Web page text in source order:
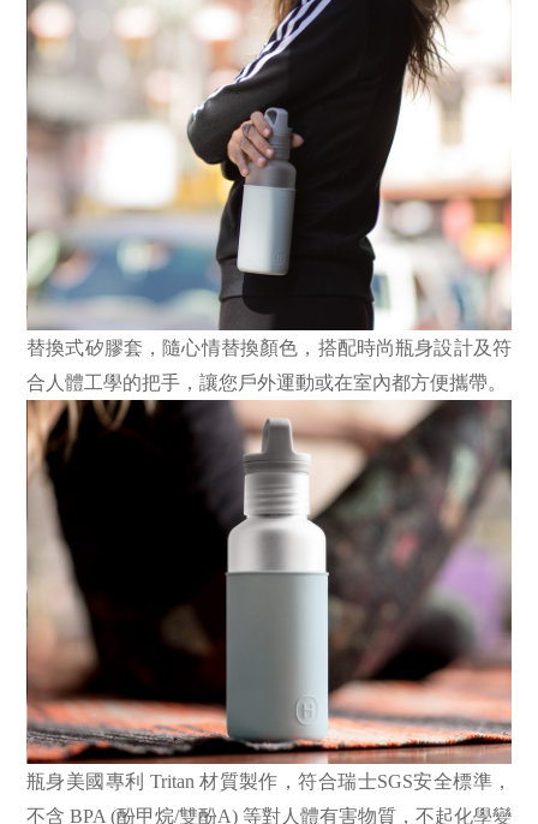
替換式矽膠套，隨心情替換顏色，搭配時尚瓶身設計及符
合人體工學的把手，讓您戶外運動或在室內都方便攜帶。
瓶身美國專利 Tritan 材質製作，符合瑞士SGS安全標準，
不含 BPA (酚甲烷/雙酚A) 等對人體有害物質，不起化學變